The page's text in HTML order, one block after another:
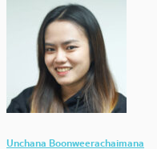
Unchana Boonweerachaimana